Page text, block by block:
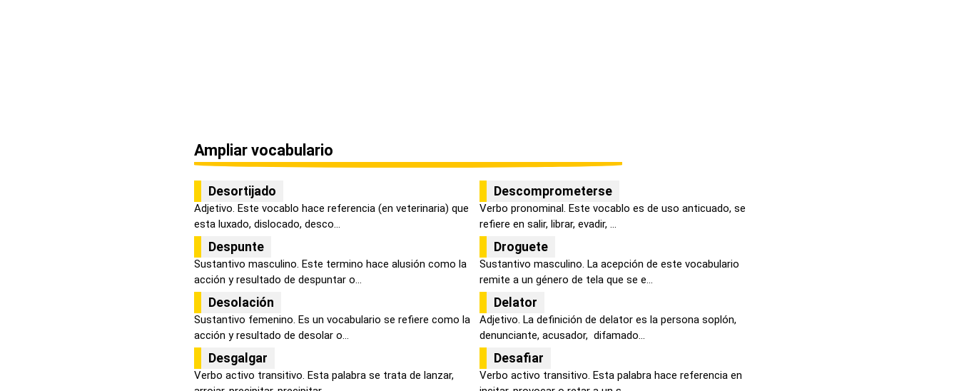
Ampliar vocabulario
Desortijado
Adjetivo. Este vocablo hace referencia (en veterinaria) que
esta luxado, dislocado, desco...
Descomprometerse
Verbo pronominal. Este vocablo es de uso anticuado, se
refiere en salir, librar, evadir, ...
Despunte
Sustantivo masculino. Este termino hace alusión como la
acción y resultado de despuntar o...
Droguete
Sustantivo masculino. La acepción de este vocabulario
remite a un género de tela que se e...
Desolación
Sustantivo femenino. Es un vocabulario se refiere como la
acción y resultado de desolar o...
Delator
Adjetivo. La definición de delator es la persona soplón,
denunciante, acusador, difamado...
Desgalgar
Verbo activo transitivo. Esta palabra se trata de lanzar,
Desafiar
Verbo activo transitivo. Esta palabra hace referencia en